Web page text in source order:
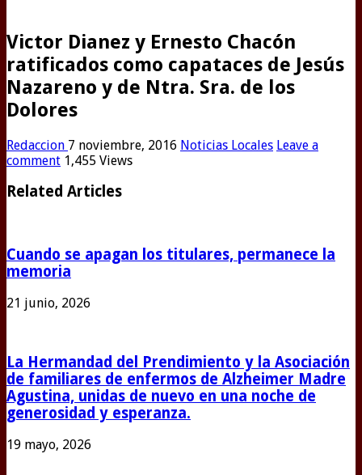
Victor Dianez y Ernesto Chacón
ratificados como capataces de Jesús
Nazareno y de Ntra. Sra. de los
Dolores
Redaccion 7 noviembre, 2016 Noticias Locales Leave a
comment 1,455 Views
Related Articles
Cuando se apagan los titulares, permanece la
memoria
21 junio, 2026
La Hermandad del Prendimiento y la Asociación
de familiares de enfermos de Alzheimer Madre
Agustina, unidas de nuevo en una noche de
generosidad y esperanza.
19 mayo, 2026